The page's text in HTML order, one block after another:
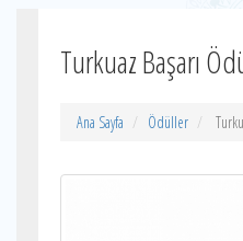
Turkuaz Başarı
Ana Sayfa Ödüller